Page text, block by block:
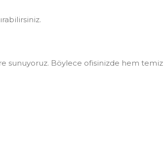
sunuyoruz. Böylece ofisinizde hem temiz